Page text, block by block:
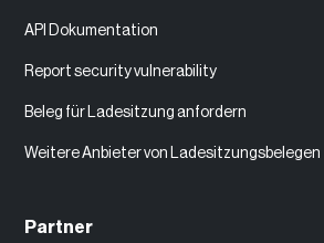
API Dokumentation
Report security vulnerability
Beleg für Ladesitzung anfordern
Weitere Anbieter von Ladesitzungsbelegen
Partner